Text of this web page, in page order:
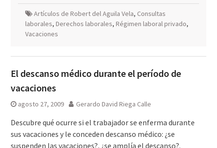
Artículos de Robert del Aguila Vela, Consultas
laborales, Derechos laborales, Régimen laboral privado,
Vacaciones
El descanso médico durante el período de
vacaciones
agosto 27, 2009 Gerardo David Riega Calle
Descubre qué ocurre si el trabajador se enferma durante
sus vacaciones y le conceden descanso médico: ¿se
suspenden las vacaciones?, ¿se amplía el descanso?.